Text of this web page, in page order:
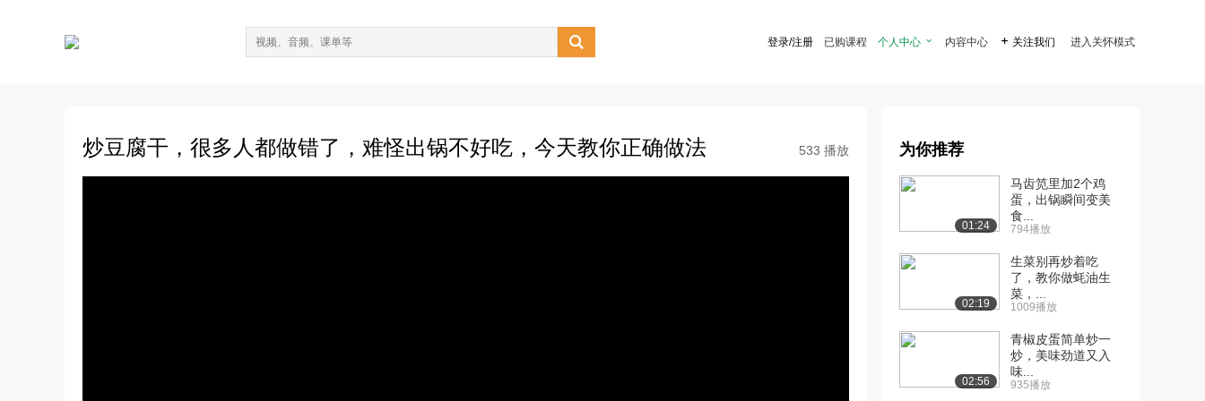
 登录/注册 已购课程 个人中心  内容中心  关注我们 进入关怀模式
炒豆腐干，很多人都做错了，难怪出锅不好吃，今天教你正确做法 533 播放 为你推荐
01:24
马齿笕里加2个鸡
蛋，出锅瞬间变美
食...
794播放
02:19
生菜别再炒着吃
了，教你做蚝油生
菜，...
1009播放
02:56
青椒皮蛋简单炒一
炒，美味劲道又入
味...
935播放